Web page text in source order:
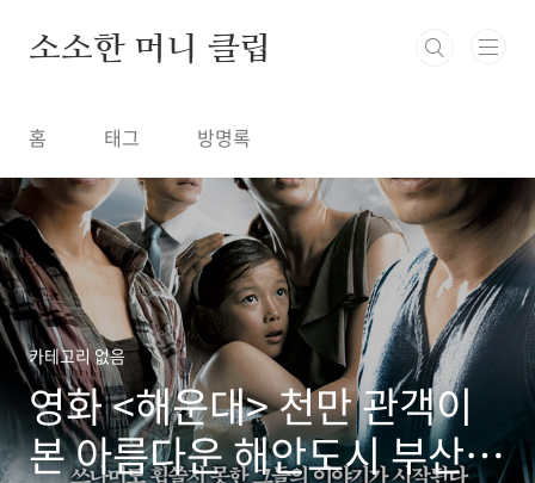
소소한 머니 클립
홈 태그 방명록
카테고리 없음
영화 <해운대> 천만 관객이
본 아름다운 해안도시 부산